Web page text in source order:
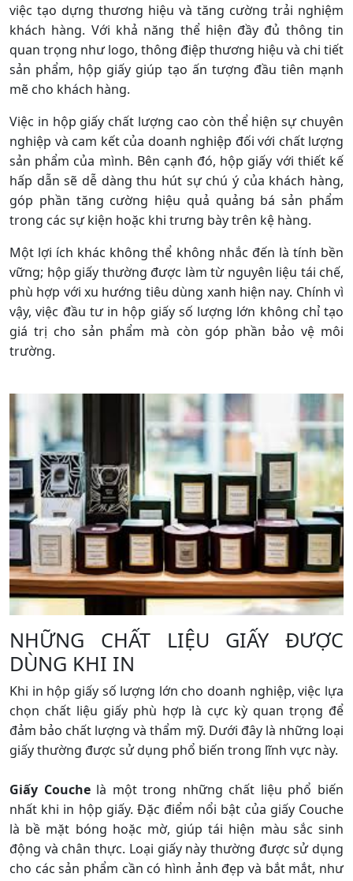
việc tạo dựng thương hiệu và tăng cường trải nghiệm
khách hàng. Với khả năng thể hiện đầy đủ thông tin
quan trọng như logo, thông điệp thương hiệu và chi tiết
sản phẩm, hộp giấy giúp tạo ấn tượng đầu tiên mạnh
mẽ cho khách hàng.
Việc in hộp giấy chất lượng cao còn thể hiện sự chuyên
nghiệp và cam kết của doanh nghiệp đối với chất lượng
sản phẩm của mình. Bên cạnh đó, hộp giấy với thiết kế
hấp dẫn sẽ dễ dàng thu hút sự chú ý của khách hàng,
góp phần tăng cường hiệu quả quảng bá sản phẩm
trong các sự kiện hoặc khi trưng bày trên kệ hàng.
Một lợi ích khác không thể không nhắc đến là tính bền
vững; hộp giấy thường được làm từ nguyên liệu tái chế,
phù hợp với xu hướng tiêu dùng xanh hiện nay. Chính vì
vậy, việc đầu tư in hộp giấy số lượng lớn không chỉ tạo
giá trị cho sản phẩm mà còn góp phần bảo vệ môi
trường.
NHỮNG CHẤT LIỆU GIẤY ĐƯỢC
DÙNG KHI IN
Khi in hộp giấy số lượng lớn cho doanh nghiệp, việc lựa
chọn chất liệu giấy phù hợp là cực kỳ quan trọng để
đảm bảo chất lượng và thẩm mỹ. Dưới đây là những loại
giấy thường được sử dụng phổ biến trong lĩnh vực này.
Giấy Couche là một trong những chất liệu phổ biến
nhất khi in hộp giấy. Đặc điểm nổi bật của giấy Couche
là bề mặt bóng hoặc mờ, giúp tái hiện màu sắc sinh
động và chân thực. Loại giấy này thường được sử dụng
cho các sản phẩm cần có hình ảnh đẹp và bắt mắt, như